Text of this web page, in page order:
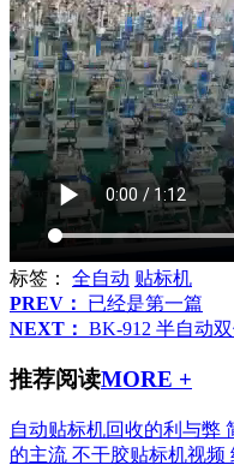
标签： 全自动 贴标机
PREV：
已经是第一篇
NEXT： BK-912 半自动
推荐阅读MORE +
自动贴标机回收的利与弊
的主流 不干胶贴标机视频